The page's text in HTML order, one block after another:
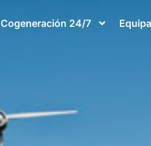
Cogeneración 24/7